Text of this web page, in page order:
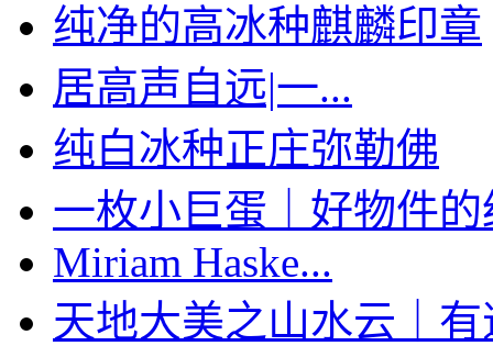
纯净的高冰种麒麟印章
居高声自远|一...
纯白冰种正庄弥勒佛
一枚小巨蛋｜好物件的
Miriam Haske...
天地大美之山水云｜有